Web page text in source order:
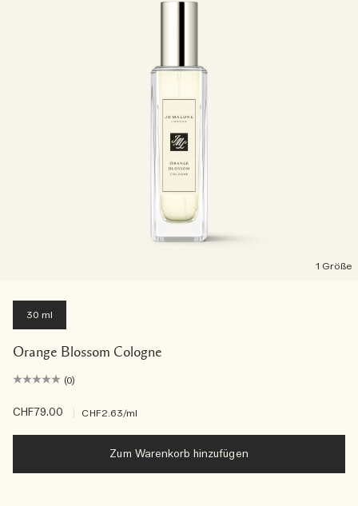
1 Größe
30 ml
Orange Blossom Cologne
(0)
CHF79.00 CHF2.63/ml
Zum Warenkorb hinzufügen